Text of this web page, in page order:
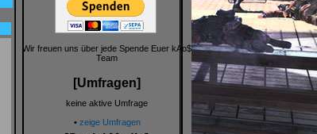
Wir freuen uns über jede Spende Euer kAo$
Team
[Umfragen]
keine aktive Umfrage
• zeige Umfragen